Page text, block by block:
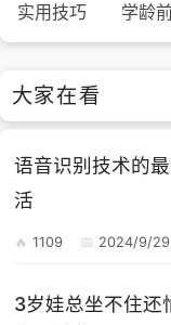
实用技巧 学龄
大家在看
语音识别技术的
活
1109 2024/9/29
3岁娃总坐不住还